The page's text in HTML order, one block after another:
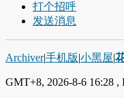
打个招呼
发送消息
Archiver|手机版|小黑屋|
GMT+8, 2026-8-6 16:28 ,